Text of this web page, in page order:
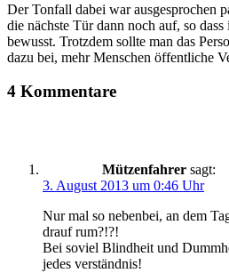
Der Tonfall dabei war ausgesprochen
die nächste Tür dann noch auf, so
bewusst. Trotzdem sollte man das
dazu bei, mehr Menschen öffentliche
4 Kommentare
Mützenfahrer sagt:
3. August 2013 um 0:46 Uhr
Nur mal so nebenbei, an dem
drauf rum?!?!
Bei soviel Blindheit und
jedes verständnis!